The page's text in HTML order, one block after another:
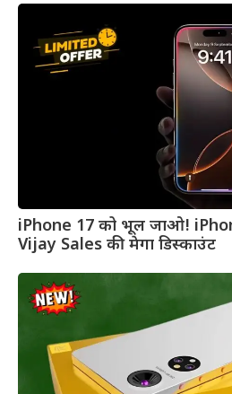
iPhone 17 को भूल जाओ!
Vijay Sales की मेगा डिस्काउंट